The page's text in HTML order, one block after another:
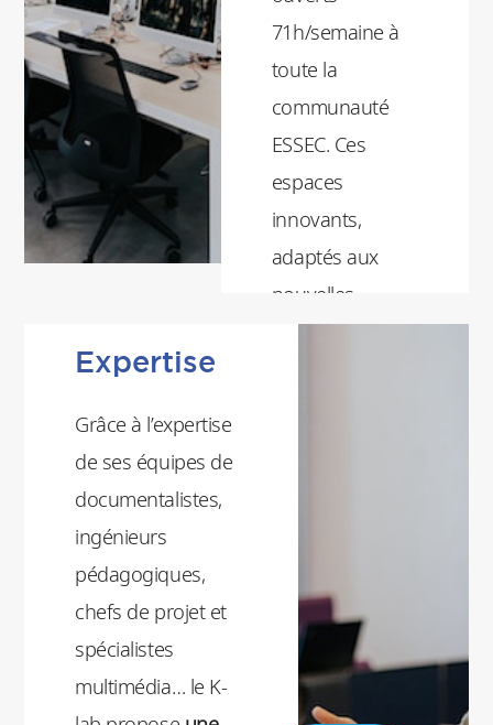
71h/semaine à
toute la
communauté
ESSEC. Ces
espaces
innovants,
adaptés aux
nouvelles
pratiques
service de la
pédagogie et de
la recherche.
Expertise
Grâce à l’expertise
de ses équipes de
documentalistes,
ingénieurs
pédagogiques,
chefs de projet et
spécialistes
multimédia… le K-